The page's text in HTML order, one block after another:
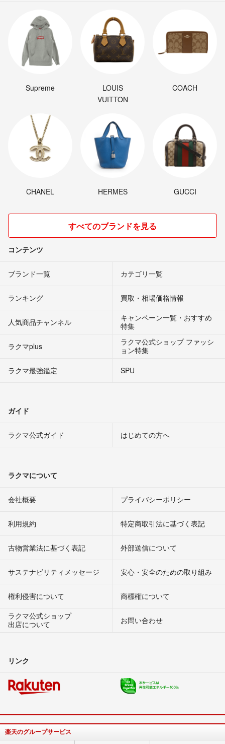
Supreme
LOUIS
VUITTON
COACH
CHANEL HERMES GUCCI
すべてのブランドを見る
コンテンツ
ブランド一覧 カテゴリ一覧
ランキング 買取・相場価格情報
人気商品チャンネル
キャンペーン一覧・おすすめ
特集
ラクマplus
ラクマ公式ショップ ファッシ
ョン特集
ラクマ最強鑑定
SPU
ガイド
ラクマ公式ガイド はじめての方へ
ラクマについて
会社概要 プライバシーポリシー
利用規約 特定商取引法に基づく表記
古物営業法に基づく表記 外部送信について
サステナビリティメッセージ 安心・安全のための取り組み
権利侵害について
商標権について
ラクマ公式ショップ
出店について
お問い合わせ
リンク
楽天のグループサービス